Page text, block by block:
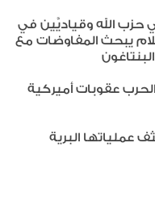
حزب الله وقياديَّين في
يبحث المفاوضات مع
الحرب عقوبات أميركية
عملياتها البرية